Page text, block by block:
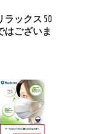
ラックス 50
はございま